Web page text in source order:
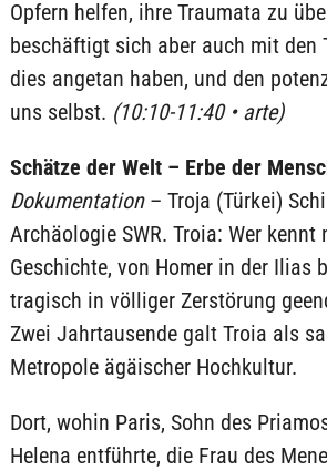
Opfern helfen, ihre Traumata zu
beschäftigt sich aber auch mit den
dies angetan haben, und den
uns selbst. (10:10-11:40 • arte)
Schätze der Welt – Erbe der
Dokumentation – Troja (Türkei)
Archäologie SWR. Troia: Wer kennt
Geschichte, von Homer in der Ilias
tragisch in völliger Zerstörung
Zwei Jahrtausende galt Troia als
Metropole ägäischer Hochkultur.
Dort, wohin Paris, Sohn des
Helena entführte, die Frau des